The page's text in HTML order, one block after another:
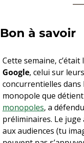
Bon à savoir
Google, celui sur
concurrentielles dans
monopole que
monopoles, a
préliminaires. Le
aux audiences (tu